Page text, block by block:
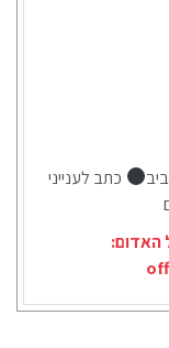
כתב לענייני
האדום: